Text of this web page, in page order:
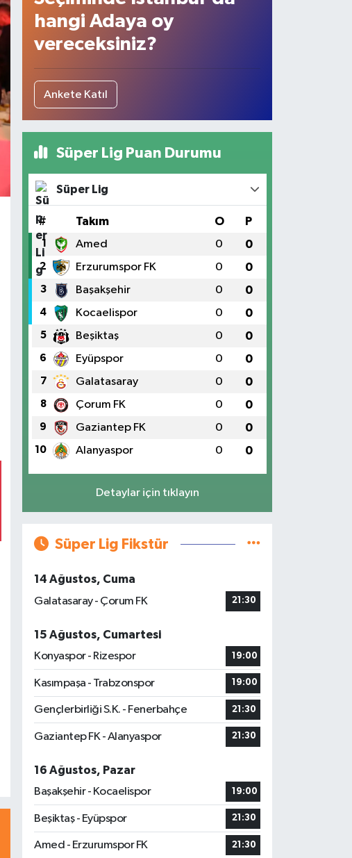
hangi Adaya oy
vereceksiniz?
Ankete Katıl
Süper Lig Puan Durumu
Süper Lig
# Takım O P
1 Amed 0 0
2 Erzurumspor FK 0 0
3 Başakşehir 0 0
4 Kocaelispor 0 0
5 Beşiktaş 0 0
6 Eyüpspor 0 0
7 Galatasaray 0 0
8 Çorum FK 0 0
9 Gaziantep FK 0 0
10 Alanyaspor 0 0
Detaylar için tıklayın
Süper Lig Fikstür
14 Ağustos, Cuma
Galatasaray - Çorum FK
21:30
15 Ağustos, Cumartesi
Konyaspor - Rizespor
19:00
Kasımpaşa - Trabzonspor 19:00
Gençlerbirliği S.K. - Fenerbahçe 21:30
Gaziantep FK - Alanyaspor 21:30
16 Ağustos, Pazar
Başakşehir - Kocaelispor
19:00
Beşiktaş - Eyüpspor 21:30
Amed - Erzurumspor FK 21:30